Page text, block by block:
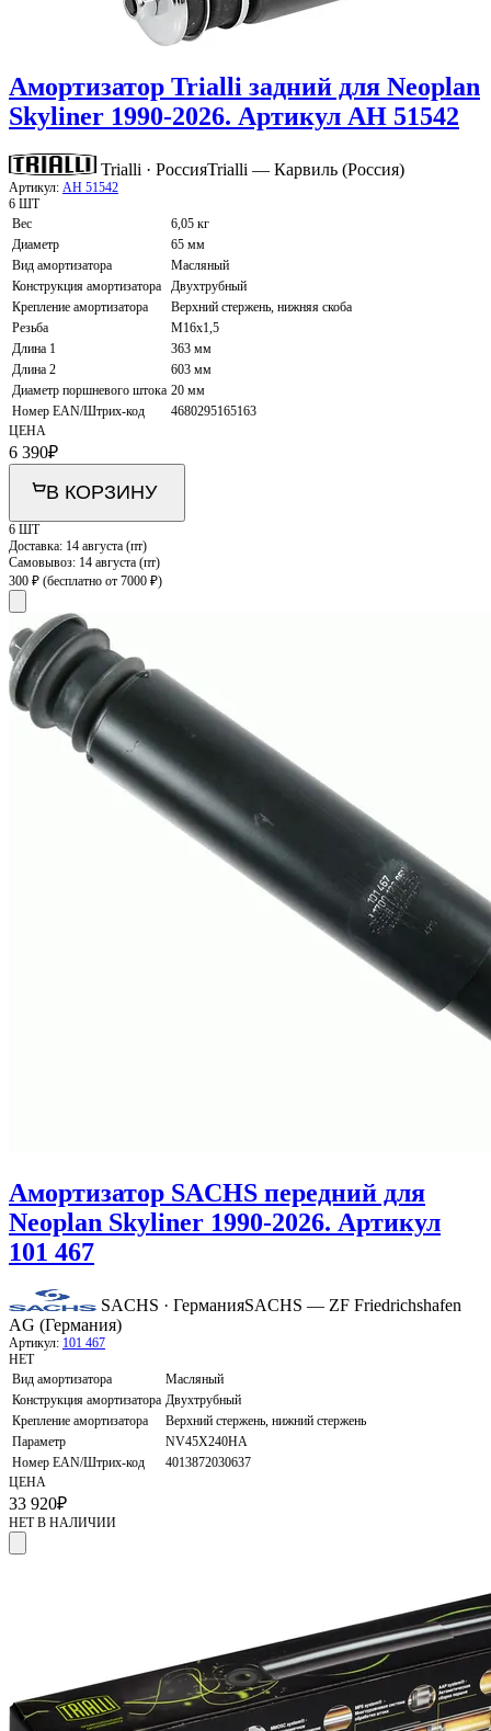
Амортизатор Trialli задний для Neoplan
Skyliner 1990-2026. Артикул AH 51542
Trialli · РоссияTrialli — Карвиль (Россия)
Артикул: AH 51542
6 ШТ
Вес
6,05 кг
Диаметр
65 мм
Вид амортизатора
Масляный
Конструкция амортизатора
Двухтрубный
Крепление амортизатора
Верхний стержень, нижняя скоба
Резьба
M16x1,5
Длина 1
363 мм
Длина 2
603 мм
Диаметр поршневого штока 20 мм
Номер EAN/Штрих-код
4680295165163
ЦЕНА
6 390₽
В КОРЗИНУ
6 ШТ
Доставка: 14 августа (пт)
Самовывоз: 14 августа (пт)
300 ₽ (бесплатно от 7000 ₽)
Амортизатор SACHS передний для
Neoplan Skyliner 1990-2026. Артикул
101 467
SACHS · ГерманияSACHS — ZF Friedrichshafen
AG (Германия)
Артикул: 101 467
НЕТ
Вид амортизатора
Масляный
Конструкция амортизатора Двухтрубный
Крепление амортизатора
Верхний стержень, нижний стержень
Параметр
NV45X240HA
Номер EAN/Штрих-код
4013872030637
ЦЕНА
33 920₽
НЕТ В НАЛИЧИИ